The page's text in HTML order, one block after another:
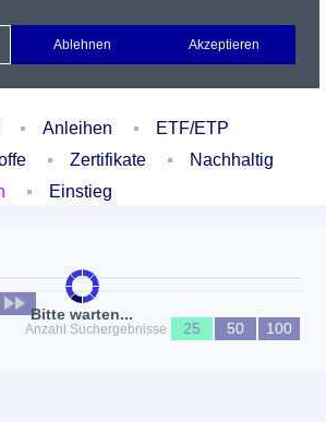
Watchlist Portfolio Login
Anleihen
ETF/ETP
Zertifikate
Nachhaltig
Einstieg
Bitte warten...
Anzahl Suchergebnisse
25 50 100
Ablehnen Akzeptieren